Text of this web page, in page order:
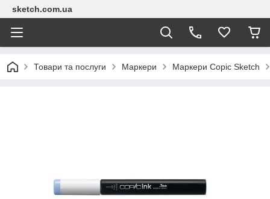
sketch.com.ua
Товари та послуги Маркери Маркери Copic Sketch